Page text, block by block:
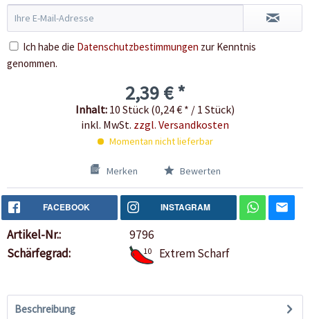
Ich habe die Datenschutzbestimmungen zur Kenntnis
genommen.
2,39 € *
Inhalt: 10 Stück (0,24 € * / 1 Stück)
inkl. MwSt. zzgl. Versandkosten
Momentan nicht lieferbar
Merken Bewerten
FACEBOOK INSTAGRAM
Artikel-Nr.:
9796
Schärfegrad:
10 Extrem Scharf
Beschreibung